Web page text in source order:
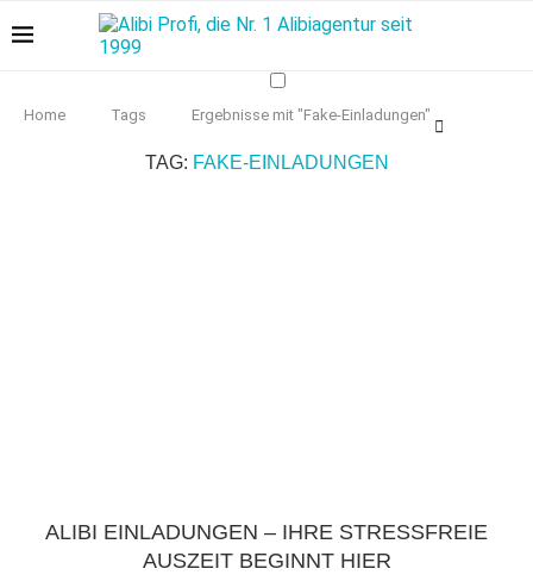
Home Tags Ergebnisse mit "Fake-Einladungen"
TAG: FAKE-EINLADUNGEN
ALIBI EINLADUNGEN – IHRE STRESSFREIE
AUSZEIT BEGINNT HIER